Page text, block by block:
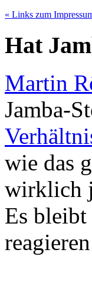
« Links zum
Hat
Martin
Jamba-
wie das
wirklich
Es bleibt